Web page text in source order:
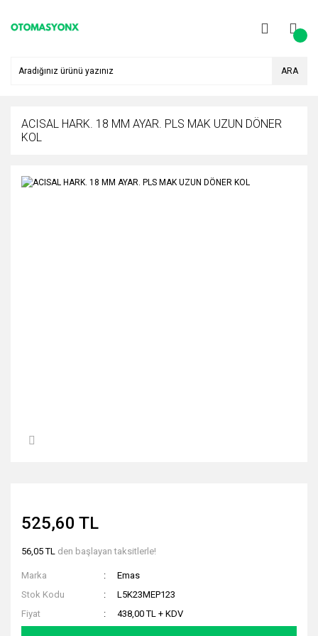
ARA
ACISAL HARK. 18 MM AYAR. PLS MAK UZUN DÖNER
KOL
525,60 TL
56,05 TL den başlayan taksitlerle!
Marka
Emas
Stok Kodu
L5K23MEP123
Fiyat
438,00 TL + KDV